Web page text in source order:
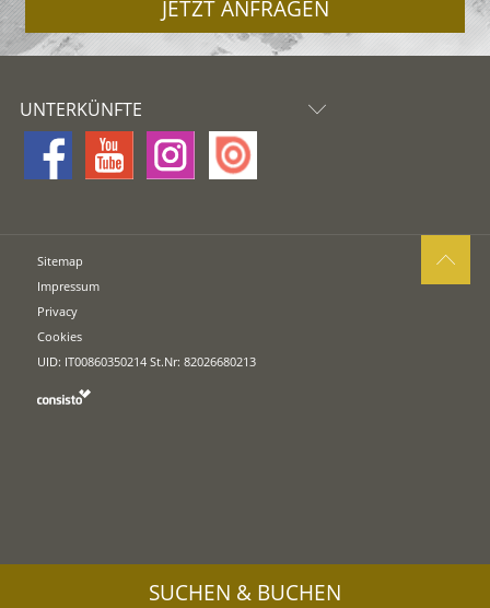
JETZT ANFRAGEN
UNTERKÜNFTE
Sitemap
Impressum
Privacy
Cookies
UID: IT00860350214 St.Nr: 82026680213
SUCHEN & BUCHEN